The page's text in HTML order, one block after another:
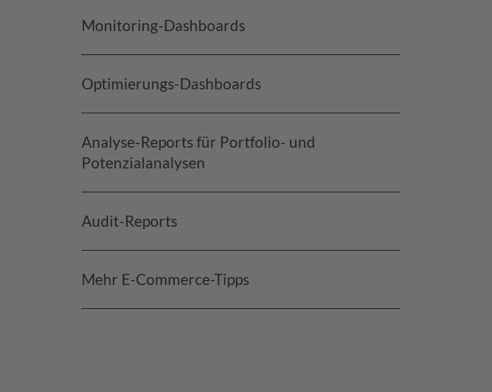
Monitoring-Dashboards
Optimierungs-Dashboards
Analyse-Reports für Portfolio- und
Potenzialanalysen
Audit-Reports
Mehr E-Commerce-Tipps